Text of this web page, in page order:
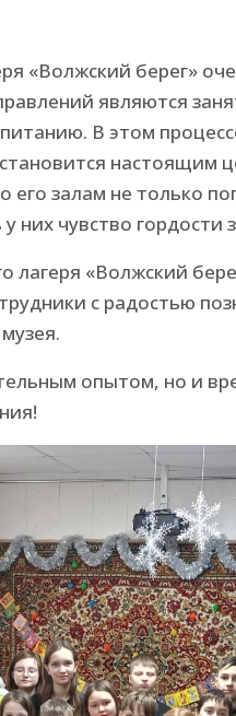
«Волжский берег»
являются
В этом
настоящим
его залам не только
них чувство гордости
лагеря «Волжский
с радостью
опытом, но и